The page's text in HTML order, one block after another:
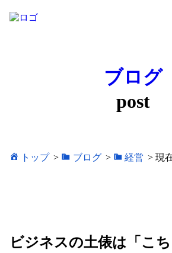
ブログ
post
トップ > ブログ > 経営 >現
ビジネスの土俵は「こ